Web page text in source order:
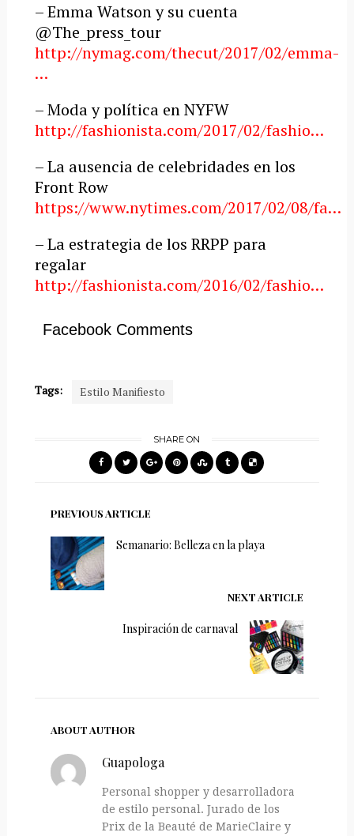
– Emma Watson y su cuenta
@The_press_tour
http://nymag.com/thecut/2017/02/emma-
…
– Moda y política en NYFW
http://fashionista.com/2017/02/fashio…
– La ausencia de celebridades en los
Front Row
https://www.nytimes.com/2017/02/08/fa…
– La estrategia de los RRPP para
regalar
http://fashionista.com/2016/02/fashio…
Facebook Comments
Tags: Estilo Manifiesto
SHARE ON
PREVIOUS ARTICLE
Semanario: Belleza en la playa
NEXT ARTICLE
Inspiración de carnaval
ABOUT AUTHOR
Guapologa
Personal shopper y desarrolladora
de estilo personal. Jurado de los
Prix de la Beauté de MarieClaire y